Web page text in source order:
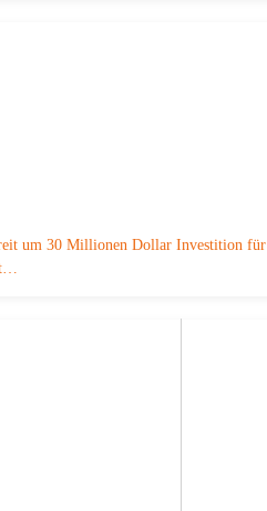
um 30 Millionen Dollar Investition für